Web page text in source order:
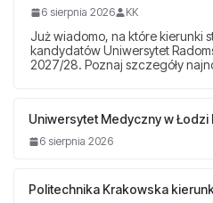
6 sierpnia 2026 KK
Już wiadomo, na które kierunki
kandydatów Uniwersytet
2027/28. Poznaj szczegóły
Uniwersytet Medyczny w
6 sierpnia 2026
Politechnika Krakowska